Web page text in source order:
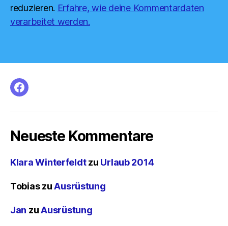
reduzieren. Erfahre, wie deine Kommentardaten
verarbeitet werden.
facebook
Neueste Kommentare
Klara Winterfeldtzu Urlaub 2014
TobiaszuAusrüstung
Jan zuAusrüstung